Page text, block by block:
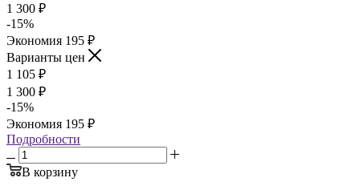
1 300 ₽
-15%
Экономия 195 ₽
Варианты цен
1 105 ₽
1 300 ₽
-15%
Экономия 195 ₽
Подробности
В корзину